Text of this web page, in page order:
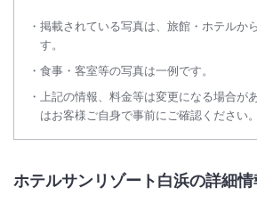
掲載されている写真は、旅館・ホテルか
す。
食事・客室等の写真は一例です。
上記の情報、料金等は変更になる場合が
はお客様ご自身で事前にご確認ください。
ホテルサンリゾート白浜の詳細情